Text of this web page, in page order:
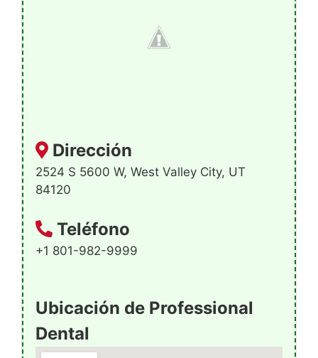
Dirección
2524 S 5600 W, West Valley City, UT
84120
Teléfono
+1 801-982-9999
Ubicación de Professional
Dental